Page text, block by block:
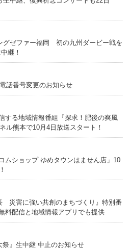
グゼファー福岡 初の九州ダービー戦を
継！
話番号変更のお知らせ
する地域情報番組『探求！肥後の爽風
ル熊本で10月4日放送スタート！
ムショップ ゆめタウンはません店」10
災害に強い共創のまちづくり』特別番
料配信と地域情報アプリでも提供
』生中継 中止のお知らせ